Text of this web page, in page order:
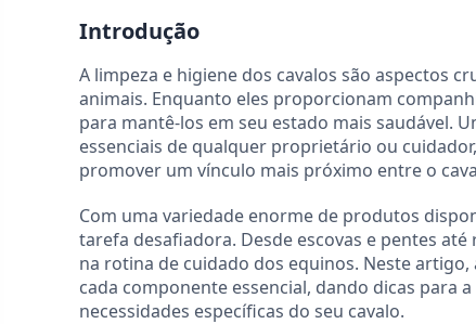
Introdução
A limpeza e higiene dos cavalos são aspectos
animais. Enquanto eles proporcionam
para mantê-los em seu estado mais saudável.
essenciais de qualquer proprietário ou
promover um vínculo mais próximo entre o
Com uma variedade enorme de produtos
tarefa desafiadora. Desde escovas e pentes
na rotina de cuidado dos equinos. Neste
cada componente essencial, dando dicas para
necessidades específicas do seu cavalo.